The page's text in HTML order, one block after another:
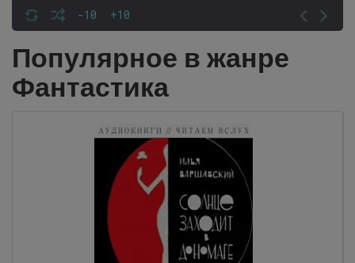
-10 +10
Популярное в жанре
Фантастика